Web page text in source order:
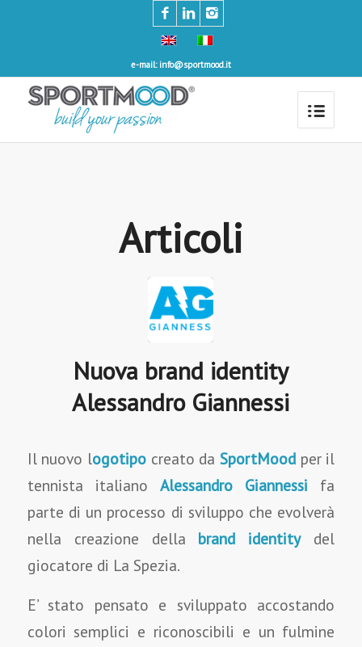
e-mail: info@sportmood.it
Articoli
Nuova brand identity
Alessandro Giannessi
Il nuovo logotipocreato daSportMood per il
tennista italiano Alessandro Giannessi fa
parte di un processo di sviluppo che evolverà
nella creazione della brand identitydel
giocatore di La Spezia.
E’ stato pensato e sviluppato accostando
colori semplici e riconoscibili e un fulmine